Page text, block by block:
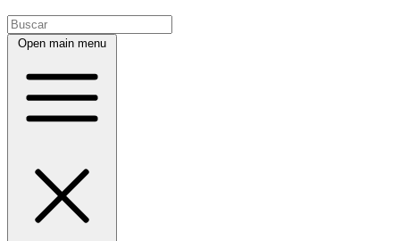
Open main menu